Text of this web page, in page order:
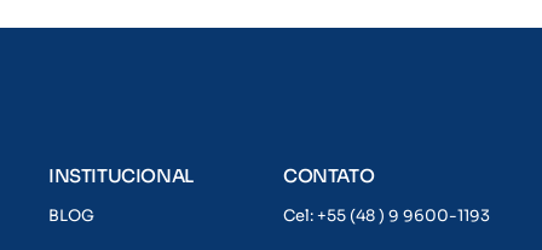
INSTITUCIONAL
BLOG
CONTATO
Cel: +55 (48 ) 9 9600-1193